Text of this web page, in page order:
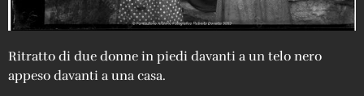
Ritratto di due donne in piedi davanti a un telo nero
appeso davanti a una casa.